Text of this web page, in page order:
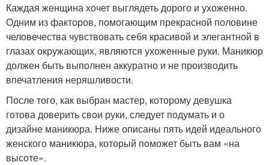
Каждая женщина хочет выглядеть дорого и ухоженно.
Одним из факторов, помогающим прекрасной половине
человечества чувствовать себя красивой и элегантной в
глазах окружающих, являются ухоженные руки. Маникюр
должен быть выполнен аккуратно и не производить
впечатления неряшливости.
После того, как выбран мастер, которому девушка
готова доверить свои руки, следует подумать и о
дизайне маникюра. Ниже описаны пять идей идеального
женского маникюра, который поможет быть вам «на
высоте».